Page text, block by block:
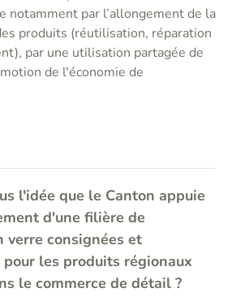
notamment par l’allongement de la
produits (réutilisation, réparation
par une utilisation partagée de
de l'économie de
l'idée que le Canton appuie
d'une filière de
verre consignées et
les produits régionaux
le commerce de détail ?